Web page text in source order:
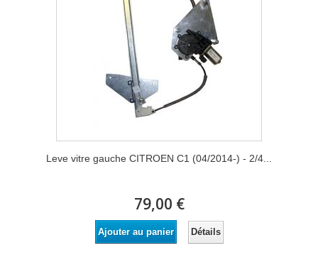
Leve vitre gauche CITROEN C1 (04/2014-) - 2/4...
79,00 €
Ajouter au panier Détails